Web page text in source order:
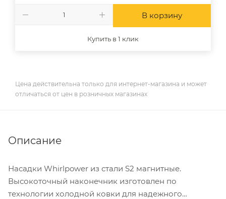
В корзину
Купить в 1 клик
Цена действительна только для интернет-магазина и может
отличаться от цен в розничных магазинах
Описание
Насадки Whirlpower из стали S2 магнитные.
Высокоточный наконечник изготовлен по
технологии холодной ковки для надежного